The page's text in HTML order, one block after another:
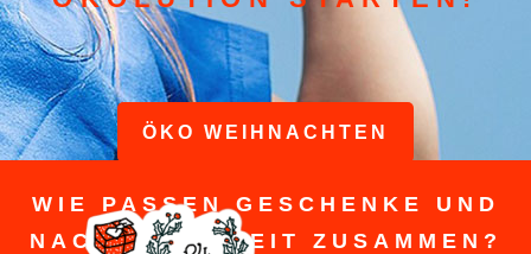
ÖKO WEIHNACHTEN
WIE PASSEN GESCHENKE UND
NACHHALTIGKEIT ZUSAMMEN?